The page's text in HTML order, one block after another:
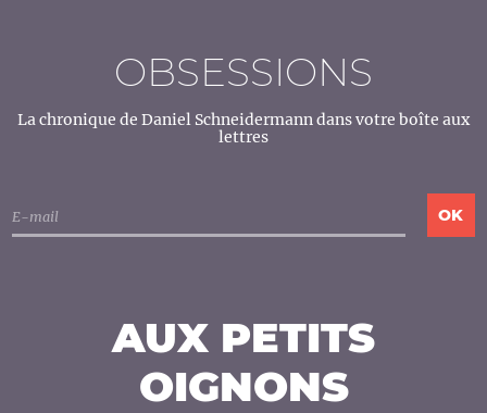
OBSESSIONS
La chronique de Daniel Schneidermann dans votre boîte aux
lettres
AUX PETITS
OIGNONS